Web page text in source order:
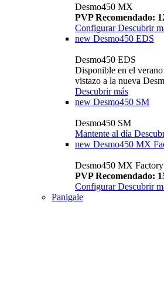
Desmo450 MX
PVP Recomendado:
Configurar Descubrir
new Desmo450 EDS
Desmo450 EDS
Disponible en el
vistazo a la nueva
Descubrir más
new Desmo450 SM
Desmo450 SM
Mantente al día
new Desmo450 MX
Desmo450 MX Factory
PVP Recomendado:
Configurar Descubrir
Panigale